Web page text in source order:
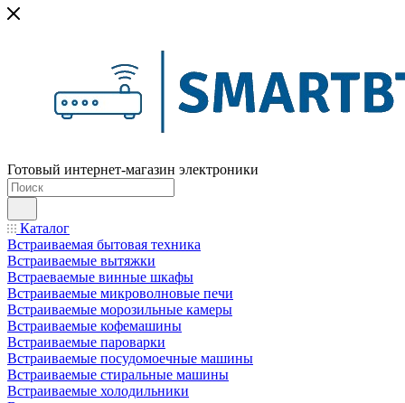
Готовый интернет-магазин электроники
Каталог
Встраиваемая бытовая техника
Встраиваемые вытяжки
Встраеваемые винные шкафы
Встраиваемые микроволновые печи
Встраиваемые морозильные камеры
Встраиваемые кофемашины
Встраиваемые пароварки
Встраиваемые посудомоечные машины
Встраиваемые стиральные машины
Встраиваемые холодильники